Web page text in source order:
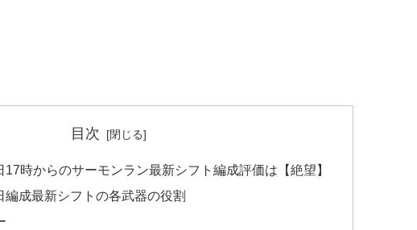
目次
17時からのサーモンラン最新シフト編成評価は【絶望】
編成最新シフトの各武器の役割